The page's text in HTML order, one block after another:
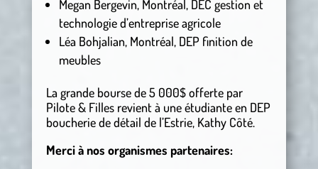
Megan Bergevin, Montréal, DEC gestion et
technologie d’entreprise agricole
Léa Bohjalian, Montréal, DEP finition de
meubles
La grande bourse de 5 000$ offerte par
Pilote & Filles revient à une étudiante en DEP
boucherie de détail de l’Estrie, Kathy Côté.
Merci à nos organismes partenaires: